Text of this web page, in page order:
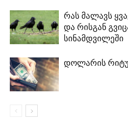
რას მალავს
და რისგან
სინამდვილეში
დოლარის